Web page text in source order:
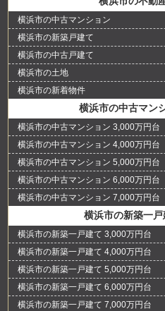
横浜市の中古マンション
横浜市の新築戸建て
横浜市の中古戸建て
横浜市の土地
横浜市の新着物件
横浜市の中古マン
横浜市の中古マンション 3,000万円台
横浜市の中古マンション 4,000万円台
横浜市の中古マンション 5,000万円台
横浜市の中古マンション 6,000万円台
横浜市の中古マンション 7,000万円台
横浜市の新築一
横浜市の新築一戸建て 3,000万円台
横浜市の新築一戸建て 4,000万円台
横浜市の新築一戸建て 5,000万円台
横浜市の新築一戸建て 6,000万円台
横浜市の新築一戸建て 7,000万円台